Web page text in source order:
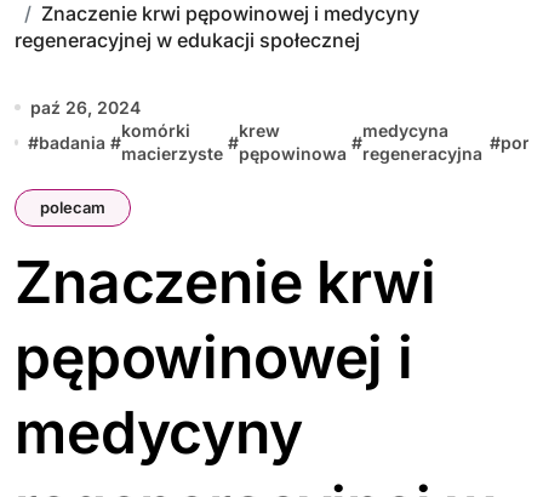
Znaczenie krwi pępowinowej i medycyny
regeneracyjnej w edukacji społecznej
paź 26, 2024
#badania #
komórki
macierzyste
#
krew
pępowinowa
#
medycyna
regeneracyjna
#
polecam
Znaczenie krwi
pępowinowej i
medycyny